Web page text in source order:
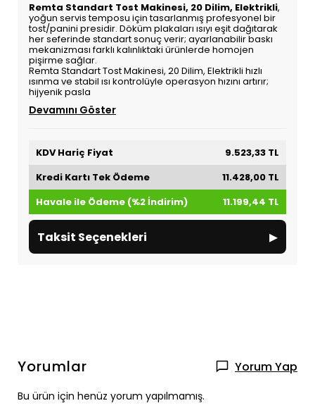
Remta Standart Tost Makinesi, 20 Dilim, Elektrikli,
yoğun servis temposu için tasarlanmış profesyonel bir
tost/panini presidir. Döküm plakaları ısıyı eşit dağıtarak
her seferinde standart sonuç verir; ayarlanabilir baskı
mekanizması farklı kalınlıktaki ürünlerde homojen
pişirme sağlar.
Remta Standart Tost Makinesi, 20 Dilim, Elektrikli hızlı
ısınma ve stabil ısı kontrolüyle operasyon hızını artırır;
hijyenik pasla
Devamını Göster
KDV Hariç Fiyat
9.523,33 TL
Kredi Kartı Tek Ödeme
11.428,00 TL
Havale ile Ödeme (%2 İndirim)
11.199,44 TL
Taksit Seçenekleri ▸
Yorumlar Yorum Yap
Bu ürün için henüz yorum yapılmamış.